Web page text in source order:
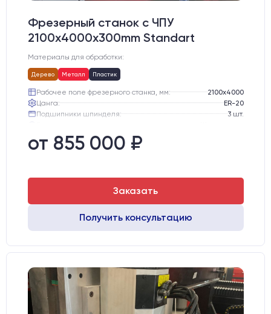
Фрезерный станок с ЧПУ
2100x4000x300mm Standart
Материалы для обработки:
Дерево Металл Пластик
Рабочее поле фрезерного станка, мм:
2100х4000
Цанга:
ER-20
Подшипники шпинделя:
3 шт.
Двигатели:
от 855 000 ₽
Заказать
Получить консультацию